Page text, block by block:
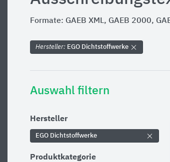
Formate: GAEB XML, GAEB 2000,
Hersteller: EGO Dichtstoffwerke
Auswahl filtern
Hersteller
EGO Dichtstoffwerke
Produktkategorie